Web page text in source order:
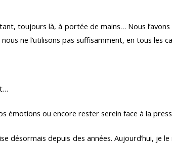
toujours là, à portée de mains… Nous l’avons
ne l’utilisons pas suffisamment, en tous les
émotions ou encore rester serein face à la
désormais depuis des années. Aujourd’hui, je